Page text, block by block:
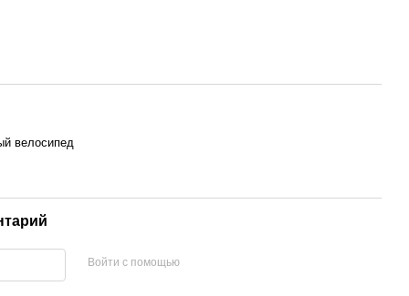
велосипед
Войти с помощью